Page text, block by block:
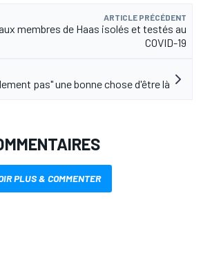
ARTICLE PRÉCÉDENT
membres de Haas isolés et testés au
COVID-19
pas" une bonne chose d'être là
PLUS & COMMENTER